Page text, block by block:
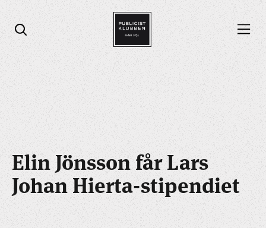
Öppna sök
Öppna menyn
Elin Jönsson får Lars
Johan Hierta-stipendiet